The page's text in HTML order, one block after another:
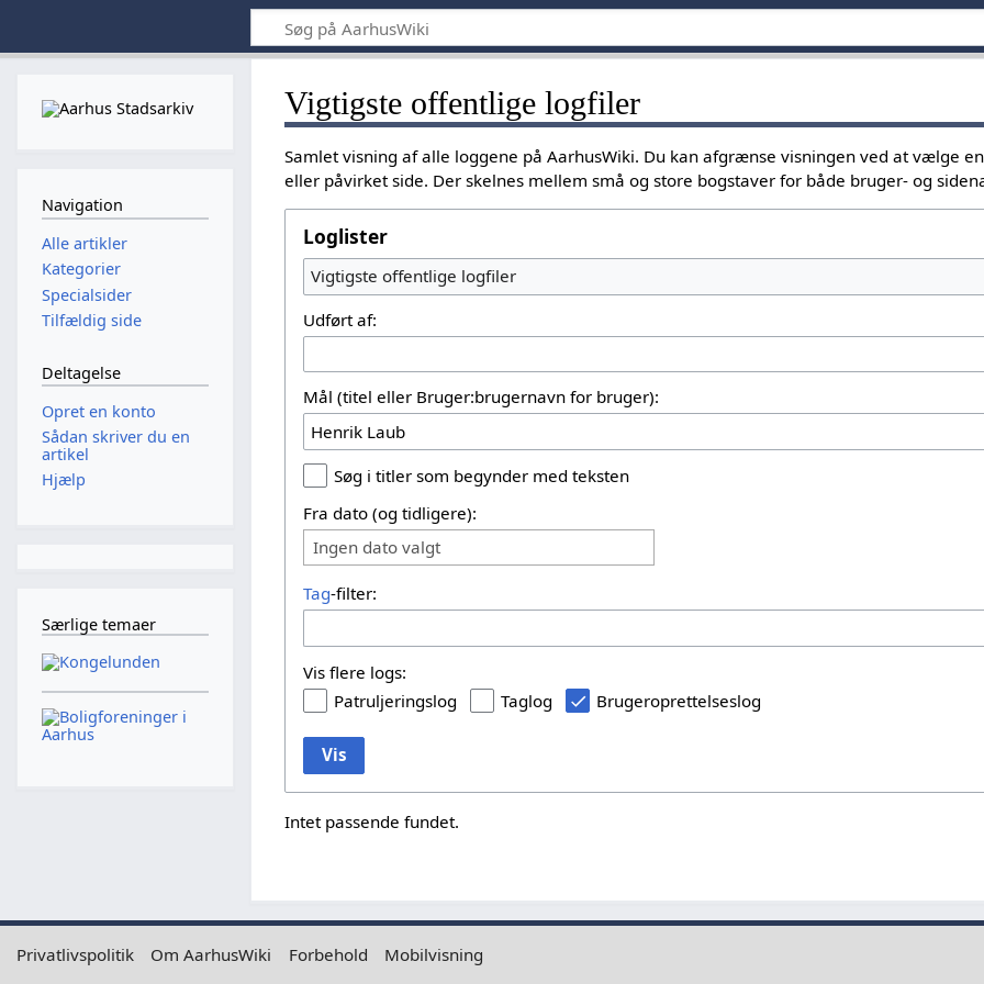
Vigtigste offentlige logfiler
Samlet visning af alle loggene på AarhusWiki. Du kan afgrænse visningen ved at vælge
eller påvirket side. Der skelnes mellem små og store bogstaver for både bruger- og
Loglister
Vigtigste offentlige logfiler
Udført af:
Mål (titel eller Bruger:brugernavn for bruger):
Søg i titler som begynder med teksten
Fra dato (og tidligere):
Ingen dato valgt
Tag-filter:
Vis flere logs:
Patruljeringslog
Taglog Brugeroprettelseslog
Vis
Intet passende fundet.
Navigation
Alle artikler
Kategorier
Specialsider
Tilfældig side
Deltagelse
Opret en konto
Sådan skriver du en
artikel
Hjælp
Særlige temaer
Privatlivspolitik Om AarhusWiki Forbehold Mobilvisning